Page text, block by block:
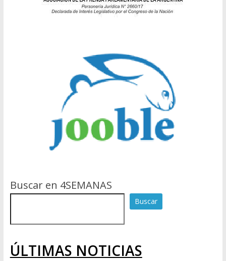
Buscar en 4SEMANAS
Buscar
ÚLTIMAS NOTICIAS